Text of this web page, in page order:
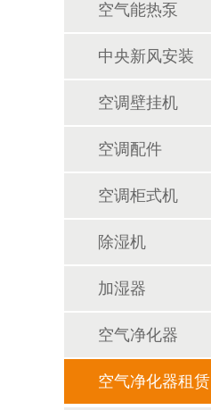
空气能热泵
中央新风安装
空调壁挂机
空调配件
空调柜式机
除湿机
加湿器
空气净化器
空气净化器租赁